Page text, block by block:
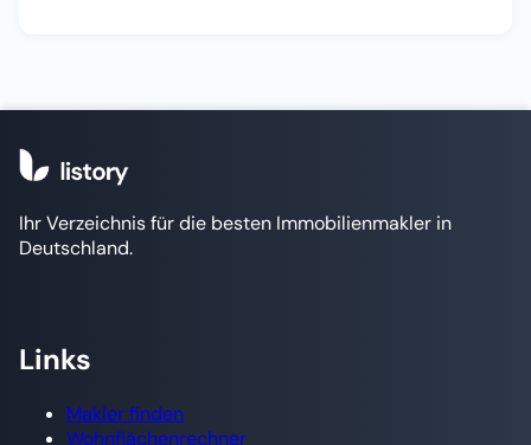
Ihr Verzeichnis für die besten Immobilienmakler in
Deutschland.
Links
Makler finden
Wohnflächenrechner